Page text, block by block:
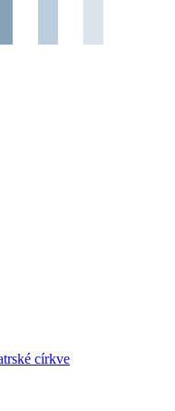
církve